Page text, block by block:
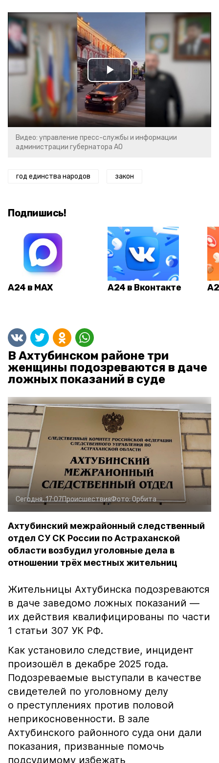
Play
Video
Видео: управление пресс-службы и информации
администрации губернатора АО
год единства народов закон
Подпишись!
А24 в MAX А24 в Вконтакте
В Ахтубинском районе три
женщины подозреваются в даче
ложных показаний в суде
Сегодня, 17:07ПроисшествияФото:Орбита
Ахтубинский межрайонный следственный
отдел СУ СК России по Астраханской
области возбудил уголовные дела в
отношении трёх местных жительниц
Жительницы Ахтубинска подозреваются
в даче заведомо ложных показаний —
их действия квалифицированы по части
1 статьи 307 УК РФ.
Как установило следствие, инцидент
произошёл в декабре 2025 года.
Подозреваемые выступали в качестве
свидетелей по уголовному делу
о преступлениях против половой
неприкосновенности. В зале
Ахтубинского районного суда они дали
показания, призванные помочь
подсудимому избежать